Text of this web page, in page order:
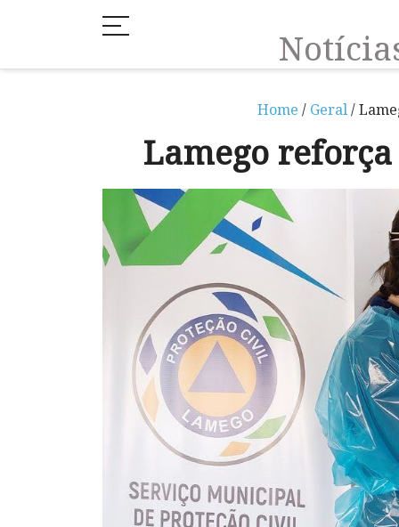
Home / Geral/
Lamego reforça